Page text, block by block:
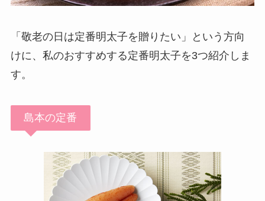
「敬老の日は定番明太子を贈りたい」という方向
けに、私のおすすめする定番明太子を3つ紹介しま
す。
島本の定番